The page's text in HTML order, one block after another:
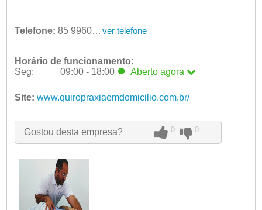
Telefone: 85 99605-2146 ver telefone
Horário de funcionamento:
Seg:
09:00 - 18:00 Aberto agora
Ter:
09:00 - 18:00
Qui:
09:00 - 18:00
Sex:
09:00 - 18:00
Site: www.quiropraxiaemdomicilio.com.br/
Gostou desta empresa? 0 0